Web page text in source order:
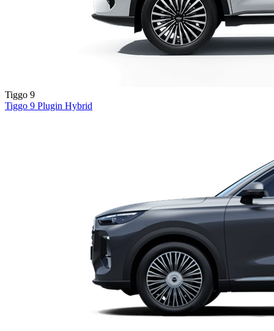
Tiggo 9
Tiggo 9 Plugin Hybrid